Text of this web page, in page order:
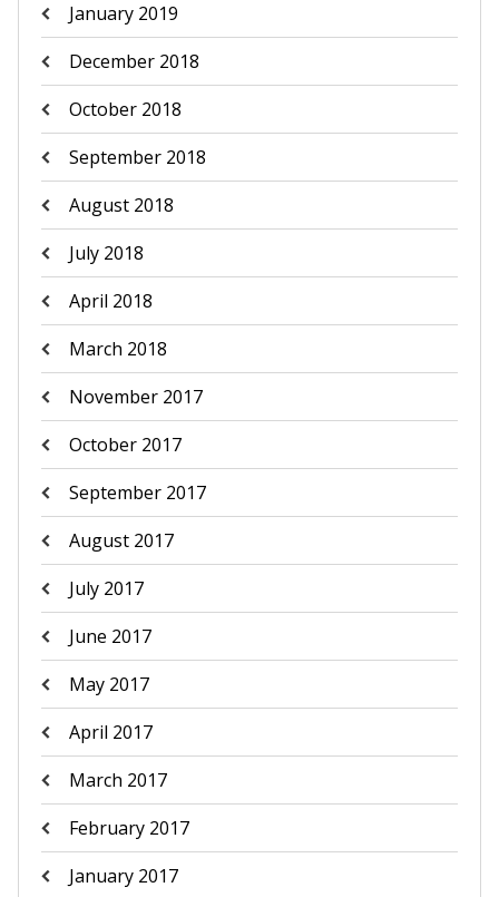
January 2019
December 2018
October 2018
September 2018
August 2018
July 2018
April 2018
March 2018
November 2017
October 2017
September 2017
August 2017
July 2017
June 2017
May 2017
April 2017
March 2017
February 2017
January 2017